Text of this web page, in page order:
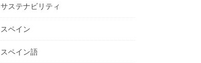
サステナビリティ
スペイン
スペイン語